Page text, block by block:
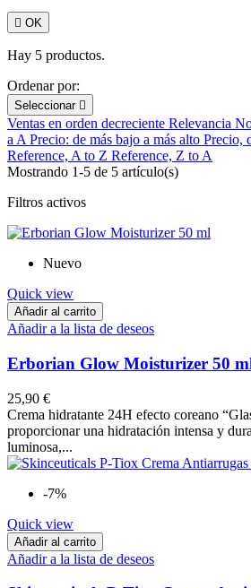
 OK
Hay 5 productos.
Ordenar por:
Seleccionar 
Ventas en orden decreciente Relevancia
a A Precio: de más bajo a más alto Precio,
Reference, A to Z Reference, Z to A
Mostrando 1-5 de 5 artículo(s)
Filtros activos
Nuevo
Quick view
Añadir al carrito
Añadir a la lista de deseos
Erborian Glow Moisturizer 50
25,90 €
Crema hidratante 24H efecto coreano
proporcionar una hidratación intensa y
luminosa,...
-7%
Quick view
Añadir al carrito
Añadir a la lista de deseos